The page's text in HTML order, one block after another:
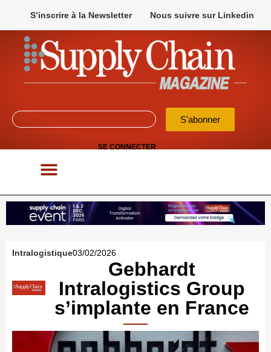
S’inscrire à la Newsletter Nous suivre sur Linkedin
S'abonner
SE CONNECTER
Gebhardt
Intralogistics Group
s’implante en France
Intralogistique03/02/2026